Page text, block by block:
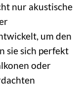
nur akustische
um den
sie sich perfekt
oder